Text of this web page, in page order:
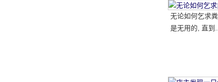
无论如何乞求
是无用的, 直到